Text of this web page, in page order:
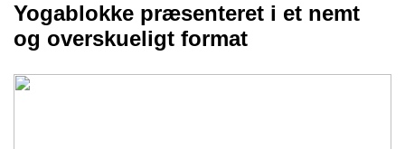
Yogablokke præsenteret i et nemt
og overskueligt format